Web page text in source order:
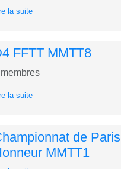
la suite
FFTT MMTT8
membres
la suite
de Paris
MMTT1